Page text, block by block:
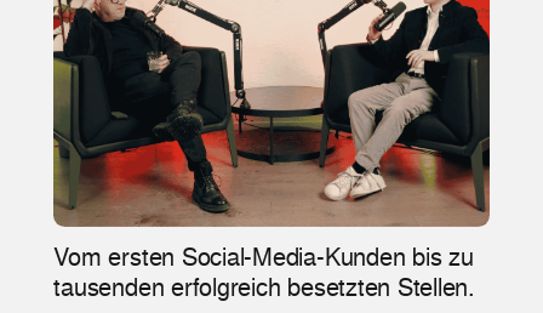
Vom ersten Social-Media-Kunden bis zu
tausenden erfolgreich besetzten Stellen.